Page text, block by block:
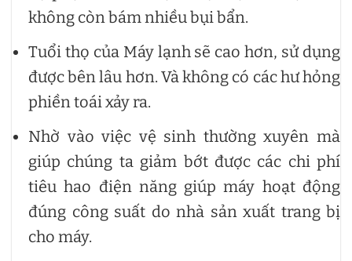
không còn bám nhiều bụi bẩn.
Tuổi thọ của Máy lạnh sẽ cao hơn, sử dụng
được bên lâu hơn. Và không có các hư hỏng
phiền toái xảy ra.
Nhờ vào việc vệ sinh thường xuyên mà
giúp chúng ta giảm bớt được các chi phí
tiêu hao điện năng giúp máy hoạt động
đúng công suất do nhà sản xuất trang bị
cho máy.